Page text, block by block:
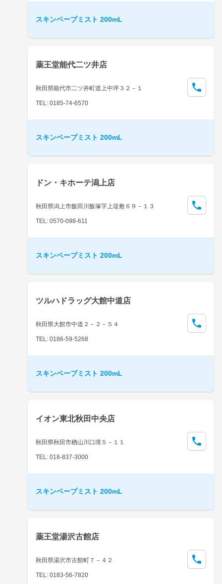
スキンベープミスト 200mL
薬王堂能代二ツ井店
秋田県能代市二ツ井町道上中坪３２－１
TEL: 0185-74-6570
スキンベープミスト 200mL
ドン・キホーテ潟上店
秋田県潟上市飯田川飯塚字上堤敷６９－１３
TEL: 0570-098-611
スキンベープミスト 200mL
ツルハドラッグ大館中道店
秋田県大館市中道２－２－５４
TEL: 0186-59-5268
スキンベープミスト 200mL
イオン東北秋田中央店
秋田県秋田市楢山川口境５－１１
TEL: 018-837-3000
スキンベープミスト 200mL
薬王堂湯沢古館店
秋田県湯沢市古館町７－４２
TEL: 0183-56-7820